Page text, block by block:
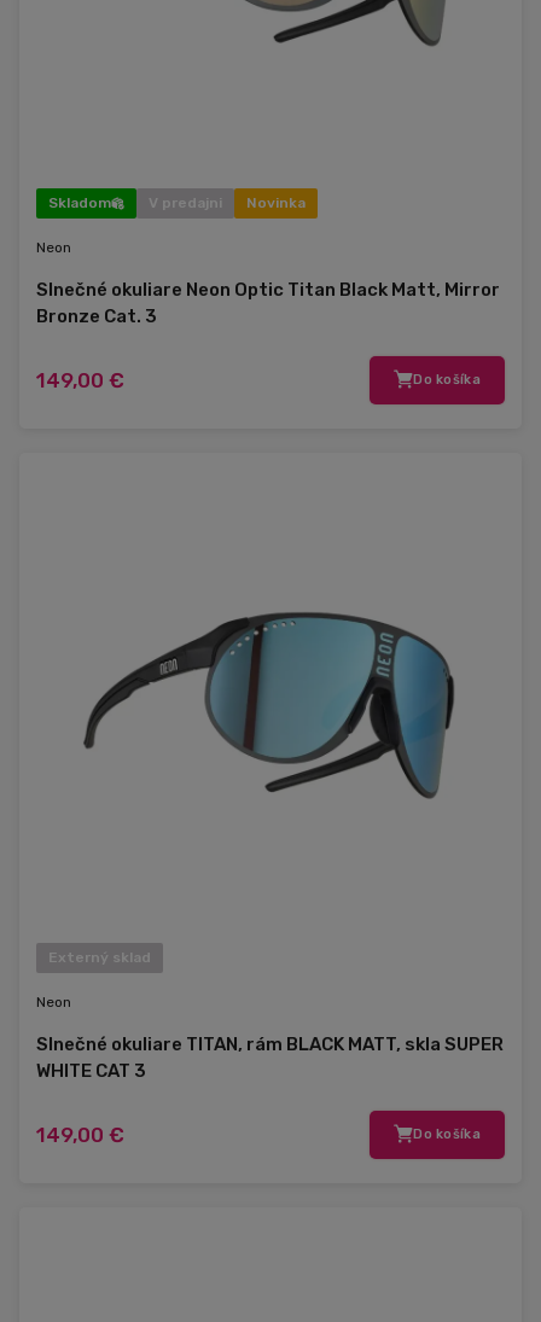
Skladom V predajni Novinka
Neon
Slnečné okuliare Neon Optic Titan Black Matt, Mirror
Bronze Cat. 3
149,00 € Do košíka
Externý sklad
Neon
Slnečné okuliare TITAN, rám BLACK MATT, skla SUPER
WHITE CAT 3
149,00 € Do košíka